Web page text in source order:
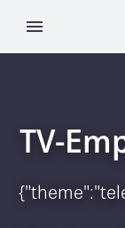
TV-